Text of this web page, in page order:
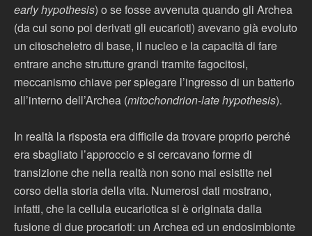
early hypothesis) o se fosse avvenuta quando gli Archea
(da cui sono poi derivati gli eucarioti) avevano già evoluto
un citoscheletro di base, il nucleo e la capacità di fare
entrare anche strutture grandi tramite fagocitosi,
meccanismo chiave per spiegare l’ingresso di un batterio
all’interno dell’Archea (mitochondrion-late hypothesis).
In realtà la risposta era difficile da trovare proprio perché
era sbagliato l’approccio e si cercavano forme di
transizione che nella realtà non sono mai esistite nel
corso della storia della vita. Numerosi dati mostrano,
infatti, che la cellula eucariotica si è originata dalla
fusione di due procarioti: un Archea ed un endosimbionte